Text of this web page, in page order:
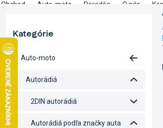
Obchod Auto-moto Poradňa O nás
n
ý
p
a
n
e
l
Preskočiť
kategórie
Kategórie
Auto-moto
Autorádiá
2DIN autorádiá
Autorádiá podľa značky auta